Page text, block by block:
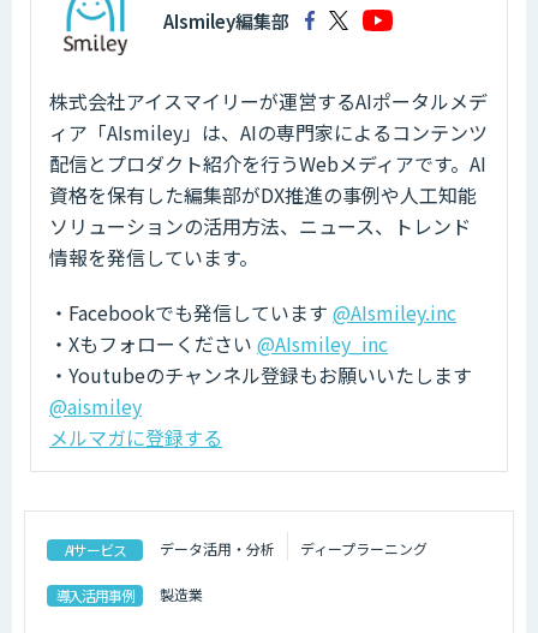
AIsmiley編集部
株式会社アイスマイリーが運営するAIポータルメデ
ィア「AIsmiley」は、AIの専門家によるコンテンツ
配信とプロダクト紹介を行うWebメディアです。AI
資格を保有した編集部がDX推進の事例や人工知能
ソリューションの活用方法、ニュース、トレンド
情報を発信しています。
・Facebookでも発信しています @AIsmiley.inc
・Xもフォローください @AIsmiley_inc
・Youtubeのチャンネル登録もお願いいたします
@aismiley
メルマガに登録する
AIサービス データ活用・分析 ディープラーニング
導入活用事例 製造業